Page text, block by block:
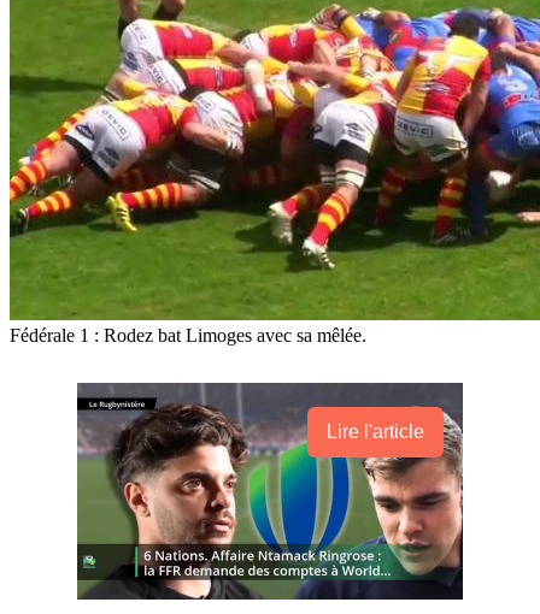
Fédérale 1 : Rodez bat Limoges avec sa mêlée.
Lire l'article